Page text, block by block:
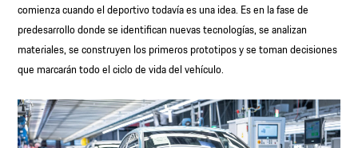
comienza cuando el deportivo todavía es una idea. Es en la fase de
predesarrollo donde se identifican nuevas tecnologías, se analizan
materiales, se construyen los primeros prototipos y se toman decisiones
que marcarán todo el ciclo de vida del vehículo.